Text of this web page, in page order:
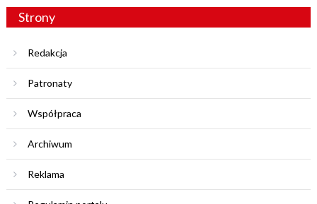
Strony
Redakcja
Patronaty
Współpraca
Archiwum
Reklama